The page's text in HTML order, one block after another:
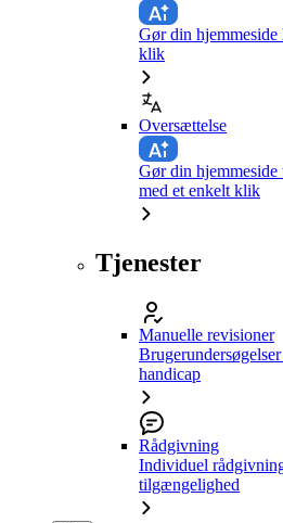
Gør din hjemmeside
klik
Oversættelse
Gør din
med et enkelt klik
Tjenester
Manuelle revisioner
handicap
Rådgivning
Individuel
tilgængelighed